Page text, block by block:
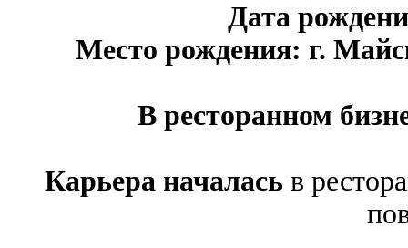
Дата
Место рождения: г.
В ресторанном
Карьера началась в